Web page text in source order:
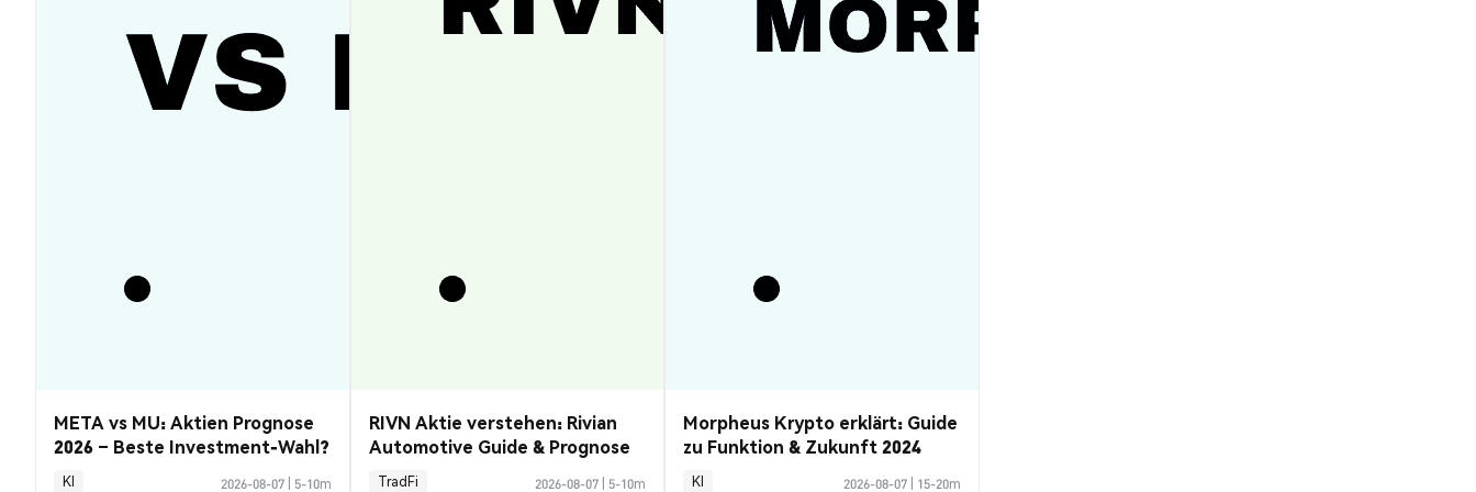
META vs MU: Aktien Prognose
2026 – Beste Investment-Wahl?
KI 2026-08-07 5-10m
RIVN Aktie verstehen: Rivian
Automotive Guide & Prognose
TradFi 2026-08-07 5-10m
Morpheus Krypto erklärt: Guide
zu Funktion & Zukunft 2024
KI 2026-08-07 15-20m